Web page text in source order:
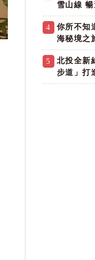
雪山線
4
你所不知
海秘境之
5
北投全新
步道」打